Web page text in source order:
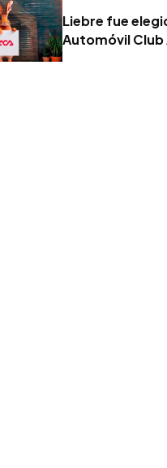
Liebre fue
Automóvil